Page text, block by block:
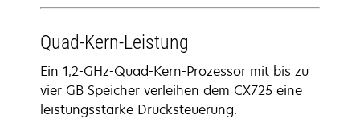
Quad-Kern-Leistung
Ein 1,2-GHz-Quad-Kern-Prozessor mit bis zu
vier GB Speicher verleihen dem CX725 eine
leistungsstarke Drucksteuerung.